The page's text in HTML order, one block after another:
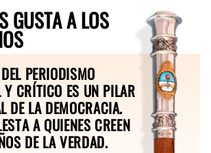
GUSTA A LOS
PERIODISMO
Y CRÍTICO ES UN PILAR
DE LA DEMOCRACIA.
A QUIENES CREEN
DE LA VERDAD.